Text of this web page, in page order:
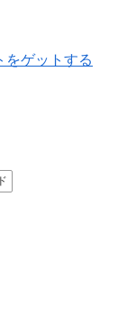
をゲットする